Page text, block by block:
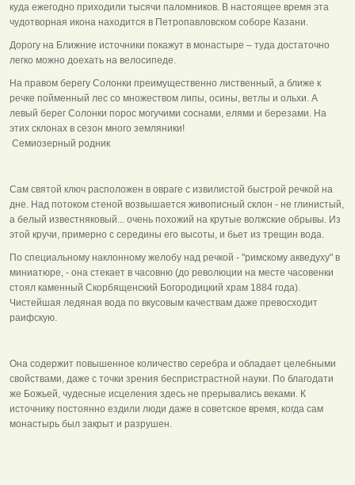
куда ежегодно приходили тысячи паломников. В настоящее время эта
чудотворная икона находится в Петропавловском соборе Казани.
Дорогу на Ближние источники покажут в монастыре – туда достаточно
легко можно доехать на велосипеде.
На правом берегу Солонки преимущественно лиственный, а ближе к
речке пойменный лес со множеством липы, осины, ветлы и ольхи. А
левый берег Солонки порос могучими соснами, елями и березами. На
этих склонах в сезон много земляники!
Семиозерный родник
Сам святой ключ расположен в овраге с извилистой быстрой речкой на
дне. Над потоком стеной возвышается живописный склон - не глинистый,
а белый известняковый... очень похожий на крутые волжские обрывы. Из
этой кручи, примерно с середины его высоты, и бьет из трещин вода.
По специальному наклонному желобу над речкой - "римскому акведуху" в
миниатюре, - она стекает в часовню (до революции на месте часовенки
стоял каменный Скорбященский Богородицкий храм 1884 года).
Чистейшая ледяная вода по вкусовым качествам даже превосходит
раифскую.
Она содержит повышенное количество серебра и обладает целебными
свойствами, даже с точки зрения беспристрастной науки. По благодати
же Божьей, чудесные исцеления здесь не прерывались веками. К
источнику постоянно ездили люди даже в советское время, когда сам
монастырь был закрыт и разрушен.